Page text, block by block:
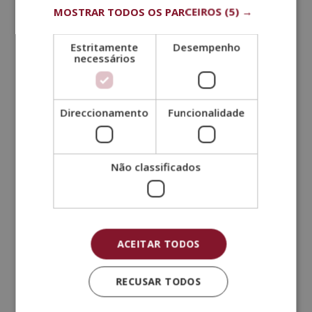
Certificação De Especialista Em Personal
Trainer + Mestrado Em Coach Desportivo
1.680,00€ O
preço
original
era:
1.680,00€.
420,00€O
é:
420,00€.
MOSTRAR TODOS OS PARCEIROS (5) →
Estritamente
necessários
Desempenho
Direccionamento Funcionalidade
Não classificados
ACEITAR TODOS
RECUSAR TODOS